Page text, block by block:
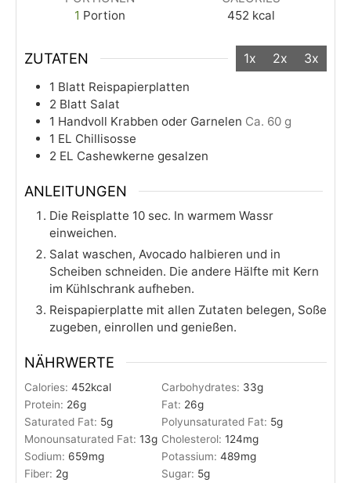
1 Portion
452 kcal
ZUTATEN 1x 2x 3x
1 Blatt Reispapierplatten
2 Blatt Salat
1 Handvoll Krabben oder Garnelen Ca. 60 g
1 EL Chillisosse
2 EL Cashewkerne gesalzen
ANLEITUNGEN
Die Reisplatte 10 sec. In warmem Wassr
einweichen.
Salat waschen, Avocado halbieren und in
Scheiben schneiden. Die andere Hälfte mit Kern
im Kühlschrank aufheben.
Reispapierplatte mit allen Zutaten belegen, Soße
zugeben, einrollen und genießen.
NÄHRWERTE
Calories: 452kcal Carbohydrates: 33g
Protein: 26g Fat: 26g
Saturated Fat: 5g Polyunsaturated Fat: 5g
Monounsaturated Fat: 13g Cholesterol: 124mg
Sodium: 659mg Potassium: 489mg
Fiber: 2g Sugar: 5g